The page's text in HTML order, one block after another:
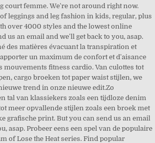
court femme. We're not around right now.
leggings and leg fashion in kids, regular, plus
over 4000 styles and the lowest online
us an email and we'll get back to you, asap.
des matières évacuant la transpiration et
un maximum de confort et d'aisance
mouvements fitness cardio. Van culottes tot
cargo broeken tot paper waist stijlen, we
trend in onze nieuwe edit.Zo
tal van klassiekers zoals een tijdloze denim
meer opvallende stijlen zoals een broek met
grafische print. But you can send us an email
asap. Probeer eens een spel van de populaire
of Lose the Heat series. Find popular